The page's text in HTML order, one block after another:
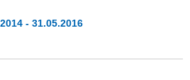
- 31.05.2016